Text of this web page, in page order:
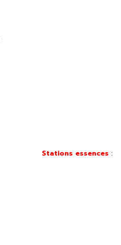
Stations essences: